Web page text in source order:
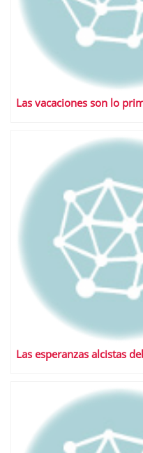
Las vacaciones son lo
Las esperanzas alcistas